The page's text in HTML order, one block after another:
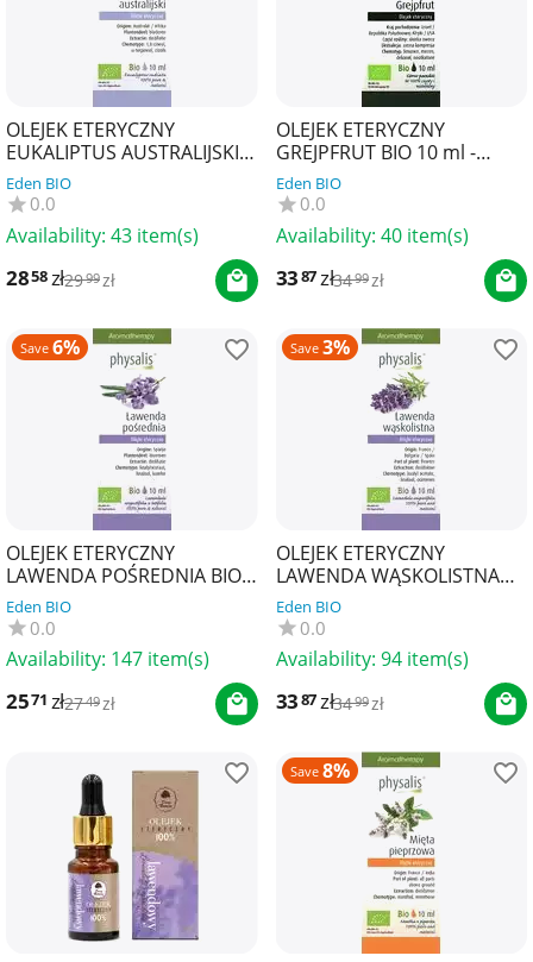
OLEJEK ETERYCZNY
EUKALIPTUS AUSTRALIJSKI
BIO 10 ml - PHYSALIS
Eden BIO
0.0
Availability: 43 item(s)
2858zł2999 zł
OLEJEK ETERYCZNY
GREJPFRUT BIO 10 ml -
PHYSALIS
Eden BIO
0.0
Availability: 40 item(s)
3387zł3499 zł
Save 6%
OLEJEK ETERYCZNY
LAWENDA POŚREDNIA BIO
10 ml - PHYSALIS
Eden BIO
0.0
Availability: 147 item(s)
2571 zł2749zł
Save 3%
OLEJEK ETERYCZNY
LAWENDA WĄSKOLISTNA
BIO 10 ml - PHYSALIS
Eden BIO
0.0
Availability: 94 item(s)
3387zł3499zł
Save 8%